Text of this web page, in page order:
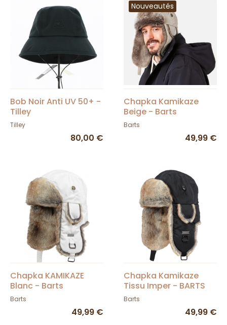
Bob Noir Anti UV 50+ -
Tilley
Tilley
80,00 €
Nouveautés
Chapka Kamikaze
Beige - Barts
Barts
49,99 €
Chapka KAMIKAZE
Blanc - Barts
Barts
49,99 €
Chapka Kamikaze
Tissu Imper - BARTS
Barts
49,99 €